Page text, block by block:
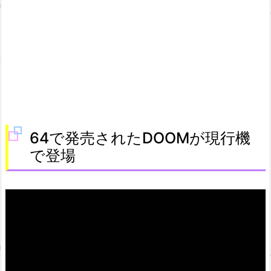
64で発売されたDOOMが現行機
で登場